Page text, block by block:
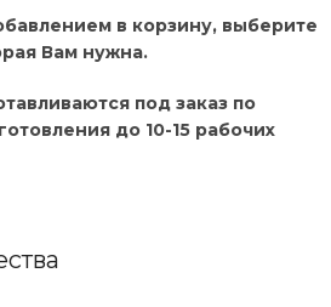
в корзину, выберите
Вам нужна.
под заказ по
до 10-15 рабочих